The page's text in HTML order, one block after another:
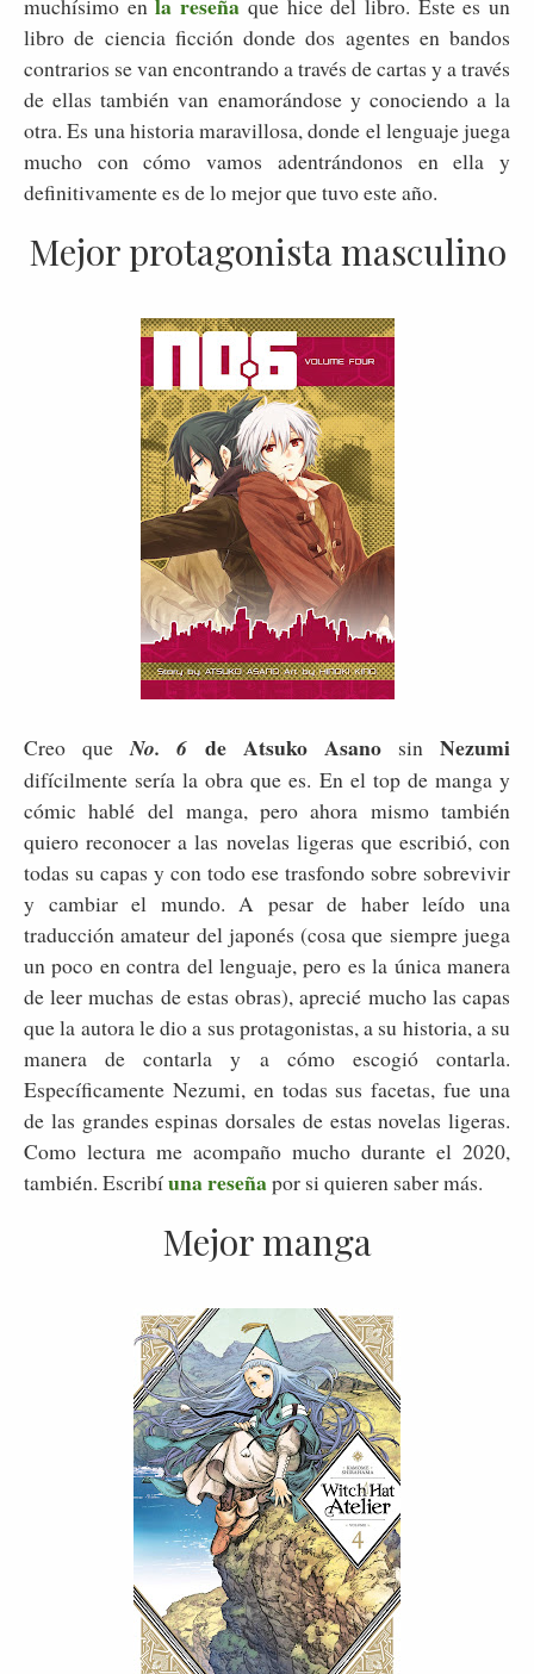
libro de ciencia ficción donde dos agentes en bandos
contrarios se van encontrando a través de cartas y a través
de ellas también van enamorándose y conociendo a la
otra. Es una historia maravillosa, donde el lenguaje juega
mucho con cómo vamos adentrándonos en ella y
definitivamente es de lo mejor que tuvo este año.
Mejor protagonista masculino
Creo queNo. 6 de Atsuko Asano sin Nezumi
difícilmente sería la obra que es. En el top de manga y
cómic hablé del manga, pero ahora mismo también
quiero reconocer a las novelas ligeras que escribió, con
todas su capas y con todo ese trasfondo sobre sobrevivir
y cambiar el mundo. A pesar de haber leído una
traducción amateur del japonés (cosa que siempre juega
un poco en contra del lenguaje, pero es la única manera
de leer muchas de estas obras), aprecié mucho las capas
que la autora le dio a sus protagonistas, a su historia, a su
manera de contarla y a cómo escogió contarla.
Específicamente Nezumi, en todas sus facetas, fue una
de las grandes espinas dorsales de estas novelas ligeras.
Como lectura me acompaño mucho durante el 2020,
también. Escribíuna reseñapor si quieren saber más.
Mejor manga